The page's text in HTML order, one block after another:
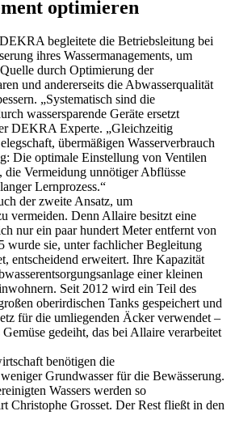
optimieren
begleitete die Betriebsleitung bei
ihres Wassermanagements, um
durch Optimierung der
und andererseits die Abwasserqualität
„Systematisch sind die
wassersparende Geräte ersetzt
DEKRA Experte. „Gleichzeitig
übermäßigen Wasserverbrauch
Die optimale Einstellung von Ventilen
die Vermeidung unnötiger Abflüsse
Lernprozess.“
der zweite Ansatz, um
vermeiden. Denn Allaire besitzt eine
nur ein paar hundert Meter entfernt von
wurde sie, unter fachlicher Begleitung
entscheidend erweitert. Ihre Kapazität
einer kleinen
Seit 2012 wird ein Teil des
oberirdischen Tanks gespeichert und
für die umliegenden Äcker verwendet –
gedeiht, das bei Allaire verarbeitet
benötigen die
Grundwasser für die Bewässerung.
Wassers werden so
Christophe Grosset. Der Rest fließt in den